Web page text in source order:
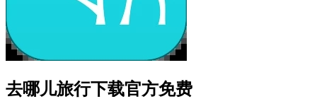
去哪儿旅行下载官方免费